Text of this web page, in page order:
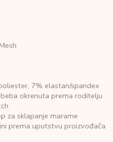
7% elastan/spandex
okrenuta prema roditelju
za sklapanje marame
prema uputstvu proizvođača